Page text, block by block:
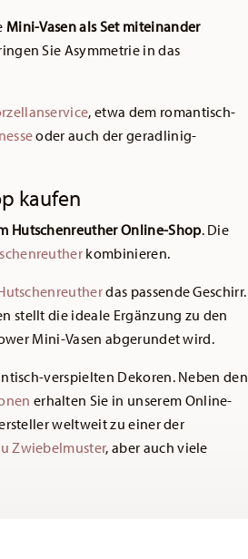
Mini-Vasen als Set miteinander
Sie Asymmetrie in das
, etwa dem romantisch-
oder auch der geradlinig-
kaufen
Hutschenreuther Online-Shop. Die
kombinieren.
das passende Geschirr.
stellt die ideale Ergänzung zu den
Mini-Vasen abgerundet wird.
verspielten Dekoren. Neben den
erhalten Sie in unserem Online-
weltweit zu einer der
Zwiebelmuster, aber auch viele